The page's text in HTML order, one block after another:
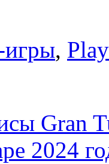
игры,
Gran
2024